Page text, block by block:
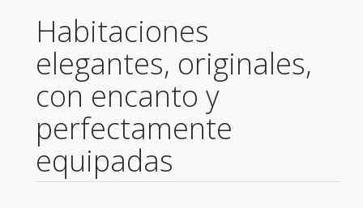
Habitaciones
elegantes, originales,
con encanto y
perfectamente
equipadas